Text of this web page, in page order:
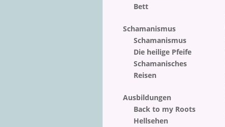
Bett
Schamanismus
Schamanismus
Die heilige Pfeife
Schamanisches
Reisen
Ausbildungen
Back to my Roots
Hellsehen